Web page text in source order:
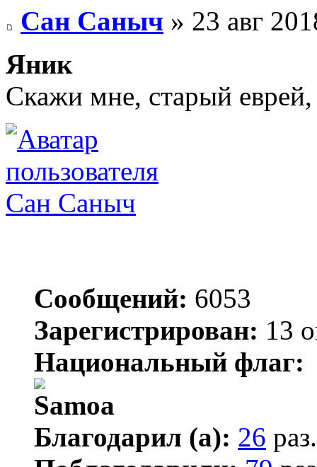
Сан Саныч » 23 авг
Яник
Скажи мне, старый
Сан Саныч
Сообщений: 6053
Зарегистрирован: 13
Национальный флаг:
Благодарил (а): 26 раз.